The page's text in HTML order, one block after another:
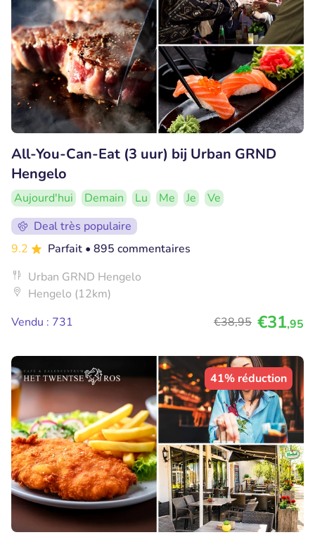
All-You-Can-Eat (3 uur) bij Urban GRND
Hengelo
Aujourd'hui Demain Lu Me Je
Ve
Deal très populaire
9.2
Parfait • 895 commentaires
Urban GRND Hengelo
Hengelo (12km)
Vendu : 731
€38,95 €31,95
41% réduction